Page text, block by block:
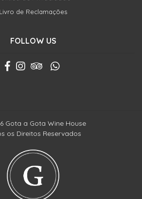
Livro de Reclamações
FOLLOW US
Gota a Gota Wine House
os Direitos Reservados